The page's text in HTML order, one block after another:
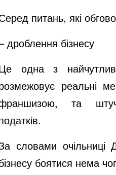
питань, які
дроблення бізнесу
одна з
реальні
та
словами очільниці
боятися нема